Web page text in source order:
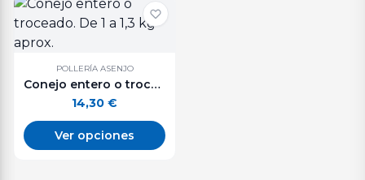
POLLERÍA ASENJO
Conejo entero o troceado. De 1 a 1,3 kg aprox.
14,30 €
Ver opciones